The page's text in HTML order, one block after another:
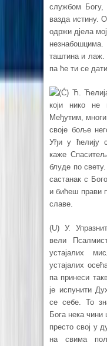
службом Богу,
вазда истину.
одржи дјела
таштина и лаж.
па ће ти се
(Ć) Ћ.
који нико не
Међутим,
своје боље
Уђи у ћелију
каже
блуде по
састанак с
и бићеш прави
славе.
(U) У.
вели
устајалих
устајалих
па принеси
је испунити
се себе. То
Бога нека
престо свој у
на свима